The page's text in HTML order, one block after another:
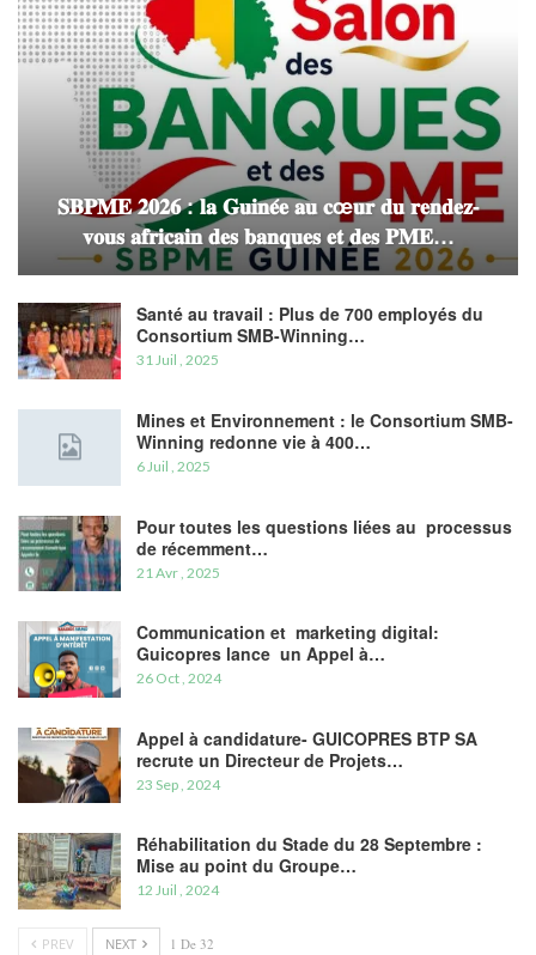
𝐒𝐁𝐏𝐌𝐄 𝟐𝟎𝟐𝟔 : 𝐥𝐚 𝐆𝐮𝐢𝐧𝐞́𝐞 𝐚𝐮 𝐜œ𝐮𝐫 𝐝𝐮 𝐫𝐞𝐧𝐝𝐞𝐳-
𝐯𝐨𝐮𝐬 𝐚𝐟𝐫𝐢𝐜𝐚𝐢𝐧 𝐝𝐞𝐬 𝐛𝐚𝐧𝐪𝐮𝐞𝐬 𝐞𝐭 𝐝𝐞𝐬 𝐏𝐌𝐄…
Santé au travail : Plus de 700 employés du
Consortium SMB-Winning…
31 Juil , 2025
Mines et Environnement : le Consortium SMB-
Winning redonne vie à 400…
6 Juil , 2025
Pour toutes les questions liées au processus
de récemment…
21 Avr , 2025
Communication et marketing digital:
Guicopres lance un Appel à…
26 Oct , 2024
Appel à candidature- GUICOPRES BTP SA
recrute un Directeur de Projets…
23 Sep , 2024
Réhabilitation du Stade du 28 Septembre :
Mise au point du Groupe…
12 Juil , 2024
PREV NEXT 1 De 32